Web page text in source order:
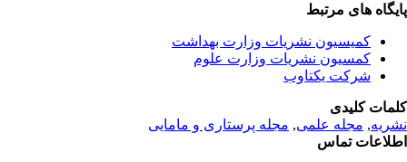
های مرتبط
کمیسیون نشریات وزارت بهداشت
کمسیون نشریات وزارت علوم
شرکت یکتاوب
کلیدی
,مجله علمی, مجله پرستاری و مامایی
تماس